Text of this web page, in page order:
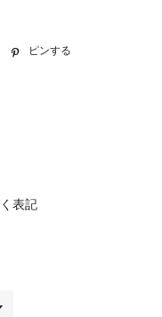
Twitter ピンする
表記